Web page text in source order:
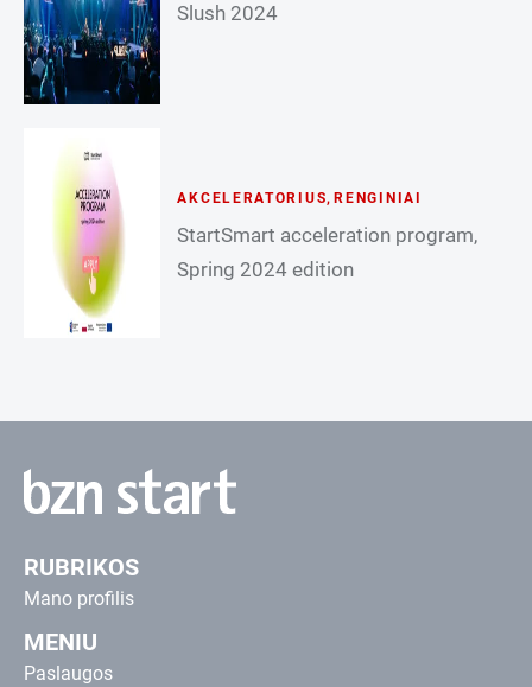
Slush 2024
AKCELERATORIUS, RENGINIAI
StartSmart acceleration program,
Spring 2024 edition
RUBRIKOS
Mano profilis
MENIU
Paslaugos